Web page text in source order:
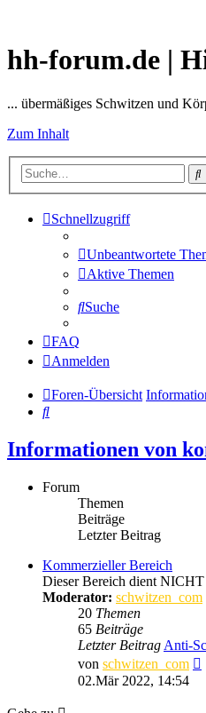
hh-forum.de |
... übermäßiges Schwitzen und
Zum Inhalt
Schnellzugriff
Unbeantwortete
Aktive Themen
Suche
FAQ
Anmelden
Foren-Übersicht
Suche
Informationen von
Forum
Themen
Beiträge
Letzter Beitrag
Kommerzieller Bereich
Dieser Bereich dient NICHT
Moderator: schwitzen_com
20 Themen
65 Beiträge
Letzter Beitrag Anti-
von schwitzen_com
02.Mär 2022, 14:54